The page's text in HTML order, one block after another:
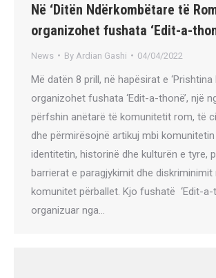
Në ‘Ditën Ndërkombëtare të
organizohet fushata ‘Edit-a-
News By Ardian Gashi 04/04/2022
Më datën 8 prill, në hapësirat e ‘Prishtina
organizohet fushata ‘Edit-a-thonë’, një
përfshin anëtarë të komunitetit rom, të
dhe përmirësojnë artikuj mbi
identitetin, historinë dhe kulturën e tyre,
barrierat e paragjykimit dhe
komunitet përballet. Kjo fushatë ‘Edit-a-
organizuar nga…